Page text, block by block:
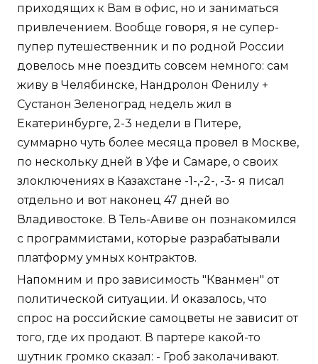
приходящих к Вам в офис, но и заниматься
привлечением. Вообще говоря, я не супер-
пупер путешественник и по родной России
довелось мне поездить совсем немного: сам
живу в Челябинске, Нандролон Фенилу +
Сустанон Зеленоград недель жил в
Екатеринбурге, 2-3 недели в Питере,
суммарно чуть более месяца провел в Москве,
по нескольку дней в Уфе и Самаре, о своих
злоключениях в Казахстане -1-,-2-, -3- я писал
отдельно и вот наконец 47 дней во
Владивостоке. В Тель-Авиве он познакомился
с программистами, которые разрабатывали
платформу умных контрактов.
Напомним и про зависимость "Кванмен" от
политической ситуации. И оказалось, что
спрос на российские самоцветы не зависит от
того, где их продают. В партере какой-то
шутник громко сказал: - Гроб заколачивают.